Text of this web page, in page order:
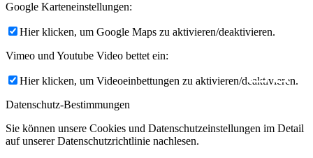
Google Karteneinstellungen:
Hier klicken, um Google Maps zu aktivieren/deaktivieren.
Vimeo und Youtube Video bettet ein:
Hier klicken, um Videoeinbettungen zu aktivieren/deaktivieren.
Datenschutz-Bestimmungen
Sie können unsere Cookies und Datenschutzeinstellungen im Detail
auf unserer Datenschutzrichtlinie nachlesen.